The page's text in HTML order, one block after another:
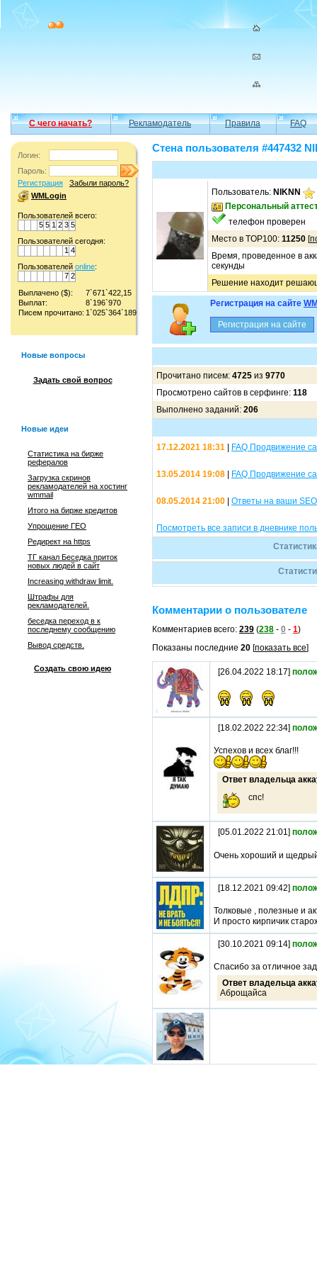
С чего начать? Рекламодатель Правила FAQ
Логин:
Пароль:
Регистрация
Забыли пароль?
WMLogin
Пользователей всего:
5 5 1 2 3 5
Пользователей сегодня:
1 4
Пользователей online:
7 2
Выплачено ($):
7`671`422,15
Выплат:
8`196`970
Писем прочитано: 1`025`364`189
Новые вопросы
Задать свой вопрос
Новые идеи
Статистика на бирже
рефералов
Загрузка скринов
рекламодателей на хостинг
wmmail
Итого на бирже кредитов
Упрощение ГЕО
Редирект на https
ТГ канал Беседка приток
новых людей в сайт
Increasing withdraw limit.
Штрафы для
рекламодателей.
беседка переход в к
последнему сообщению
Вывод средств.
Создать свою идею
Стена пользователя #447432
Пользователь: NIKNN
Персональный
телефон проверен
Место в TOP100: 11250 [
Время, проведенное в
секунды
Решение находит
Регистрация на сайте
Прочитано писем: 4725 из 9770
Просмотрено сайтов в серфинге: 118
Выполнено заданий: 206
17.12.2021 18:31 FAQ Продвижение
13.05.2014 19:08 FAQ Продвижение
08.05.2014 21:00 Ответы на ваши
Посмотреть все записи в дневнике
Комментарии о пользователе
Комментариев всего: 239 (238 - 0 - 1)
Показаны последние 20 [показать все]
[26.04.2022 18:17]
[18.02.2022 22:34]
Успехов и всех благ!!!
Ответ владельца
спс!
[05.01.2022 21:01]
Очень хороший и
[18.12.2021 09:42]
Толковые , полезные и
И просто кирпичик
[30.10.2021 09:14]
Спасибо за отличное
Ответ владельца
Аброщайса